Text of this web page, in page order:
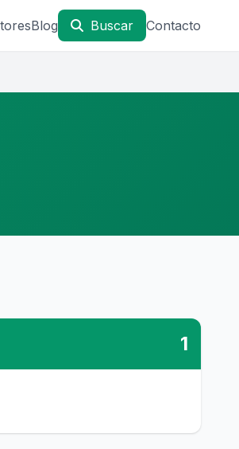
Blog Buscar Contacto
1